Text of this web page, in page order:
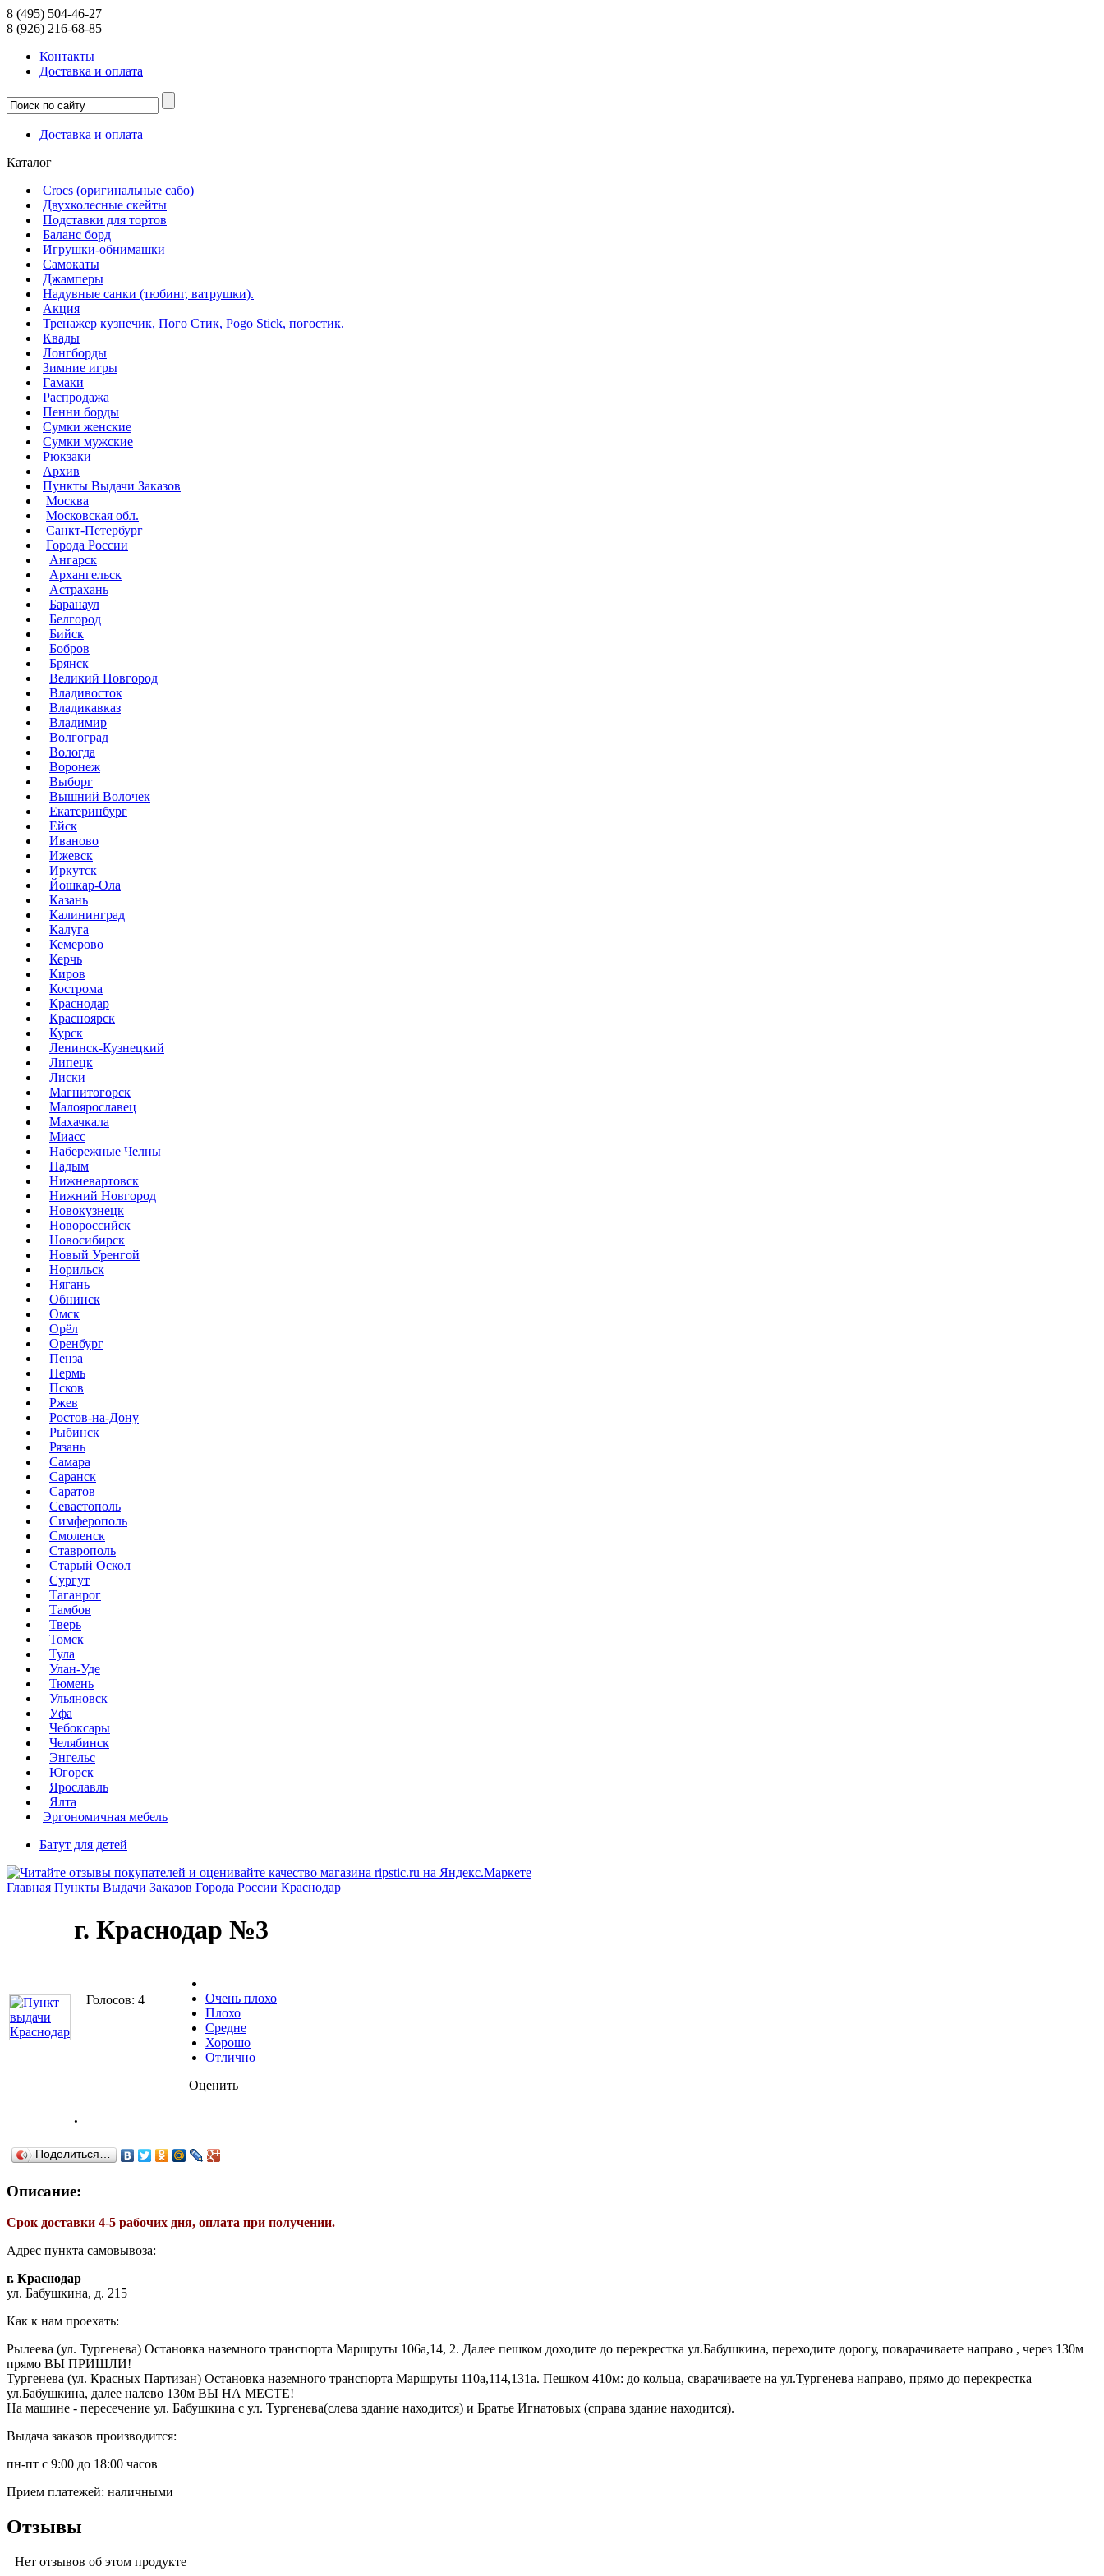
8 (495) 504-46-27
8 (926) 216-68-85
Контакты
Доcтавка и оплата
Доcтавка и оплата
Каталог
Crocs (оригинальные сабо)
Двухколесные скейты
Подставки для тортов
Баланс борд
Игрушки-обнимашки
Самокаты
Джамперы
Надувные санки (тюбинг, ватрушки).
Акция
Тренажер кузнечик, Пого Стик, Pogo Stick, погостик.
Квады
Лонгборды
Зимние игры
Гамаки
Распродажа
Пенни борды
Сумки женские
Сумки мужские
Рюкзаки
Архив
Пункты Выдачи Заказов
Москва
Московская обл.
Санкт-Петербург
Города России
Ангарск
Архангельск
Астрахань
Баранаул
Белгород
Бийск
Бобров
Брянск
Великий Новгород
Владивосток
Владикавказ
Владимир
Волгоград
Вологда
Воронеж
Выборг
Вышний Волочек
Екатеринбург
Ейск
Иваново
Ижевск
Иркутск
Йошкар-Ола
Казань
Калининград
Калуга
Кемерово
Керчь
Киров
Кострома
Краснодар
Красноярск
Курск
Ленинск-Кузнецкий
Липецк
Лиски
Магнитогорск
Малоярославец
Махачкала
Миасс
Набережные Челны
Надым
Нижневартовск
Нижний Новгород
Новокузнецк
Новороссийск
Новосибирск
Новый Уренгой
Норильск
Нягань
Обнинск
Омск
Орёл
Оренбург
Пенза
Пермь
Псков
Ржев
Ростов-на-Дону
Рыбинск
Рязань
Самара
Саранск
Саратов
Севастополь
Симферополь
Смоленск
Ставрополь
Старый Оскол
Сургут
Таганрог
Тамбов
Тверь
Томск
Тула
Улан-Уде
Тюмень
Ульяновск
Уфа
Чебоксары
Челябинск
Энгельс
Югорск
Ярославль
Ялта
Эргономичная мебель
Батут для детей
Главная Пункты Выдачи Заказов Города России Краснодар
г. Краснодар №3
Голосов: 4
Очень плохо
Плохо
Средне
Хорошо
Отлично
Оценить
.
Поделиться…
Описание:
Срок доставки 4-5 рабочих дня, оплата при получении.
Адрес пункта самовывоза:
г. Краснодар
ул. Бабушкина, д. 215
Как к нам проехать:
Рылеева (ул. Тургенева) Остановка наземного транспорта Маршруты 106а,14, 2. Далее пешком доходите до перекрестка ул.Бабушкина, переходите дорогу, поварачиваете направо , через 130м
прямо ВЫ ПРИШЛИ!
Тургенева (ул. Красных Партизан) Остановка наземного транспорта Маршруты 110а,114,131а. Пешком 410м: до кольца, сварачиваете на ул.Тургенева направо, прямо до перекрестка
ул.Бабушкина, далее налево 130м ВЫ НА МЕСТЕ!
На машине - пересечение ул. Бабушкина с ул. Тургенева(слева здание находится) и Братье Игнатовых (справа здание находится).
Выдача заказов производится:
пн-пт с 9:00 до 18:00 часов
Прием платежей: наличными
Отзывы
Нет отзывов об этом продукте